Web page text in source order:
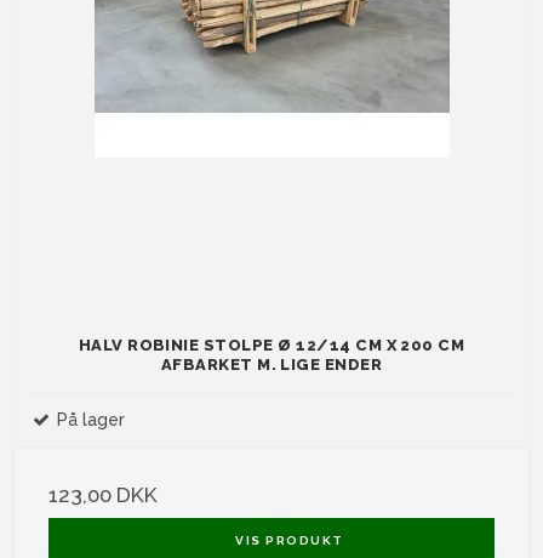
HALV ROBINIE STOLPE Ø 12/14 CM X 200 CM
AFBARKET M. LIGE ENDER
På lager
123,00 DKK
VIS PRODUKT